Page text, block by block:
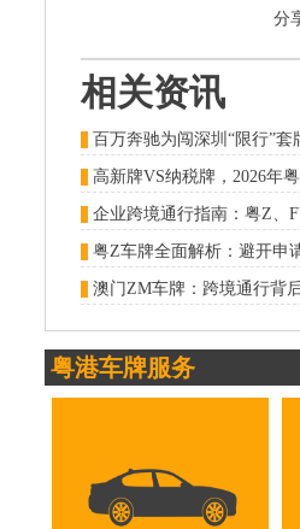
分
相关资讯
企业跨境通行指南：粤Z、
粤Z车牌全面解析：避开申
澳门ZM车牌：跨境通行背
粤港车牌服务